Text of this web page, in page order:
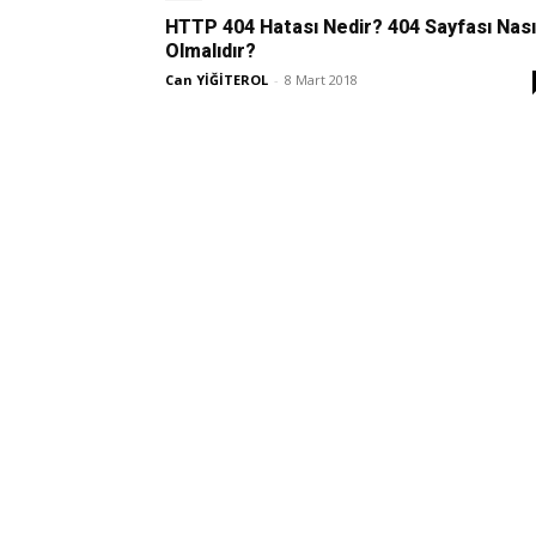
HTTP 404 Hatası Nedir? 404 Sayfası
Olmalıdır?
Can YİĞİTEROL - 8 Mart 2018